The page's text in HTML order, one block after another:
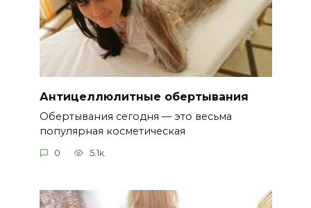
Антицеллюлитные обертывания
Обертывания сегодня — это весьма
популярная косметическая
0 5.1к.